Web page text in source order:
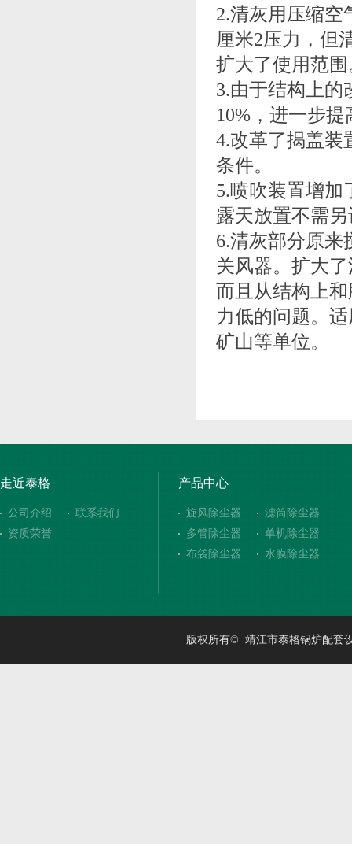
2.清灰用压缩空
厘米2压力，但
扩大了使用范围
3.由于结构上的
10%，进一步
4.改革了揭盖装
条件。
5.喷吹装置增加
露天放置不需
6.清灰部分原来
关风器。扩大
而且从结构上
力低的问题。
矿山等单位。
走近泰格
公司介绍
资质荣誉
联系我们
产品中心
旋风除尘器
多管除尘器
布袋除尘器
滤筒除尘器
单机除尘器
水膜除尘器
版权所有© 靖江市泰格锅炉配套